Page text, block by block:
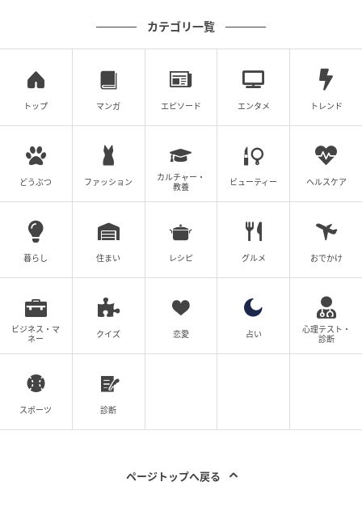
(C)テレビ朝日
次の記事
って部屋を開けたら
の記事をもっとみる
カテゴリ一覧
トップ マンガ エピソード エンタメ トレンド
どうぶつ ファッション
カルチャー・
教養
ビューティー ヘルスケア
暮らし 住まい レシピ グルメ おでかけ
ビジネス・マ
ネー
クイズ 恋愛 占い
心理テスト・
診断
スポーツ 診断
ページトップへ戻る